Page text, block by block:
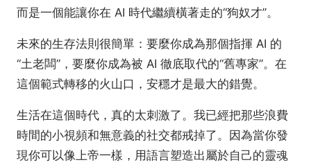
而是一個能讓你在 AI 時代繼續橫著走的“狗奴才”。
未來的生存法則很簡單：要麼你成為那個指揮 AI 的
“土老闆”，要麼你成為被 AI 徹底取代的“舊專家”。在
這個範式轉移的火山口，安穩才是最大的錯覺。
生活在這個時代，真的太刺激了。我已經把那些浪費
時間的小視頻和無意義的社交都戒掉了。因為當你發
現你可以像上帝一樣，用語言塑造出屬於自己的靈魂